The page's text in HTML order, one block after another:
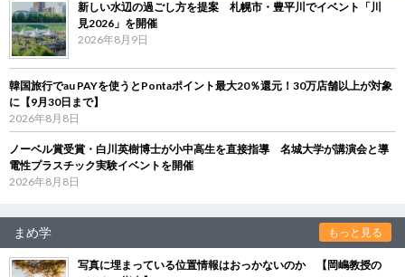
新しい水辺の過ごし方を提案 札幌市・豊平川でイベント「川
見2026」を開催
2026年8月9日
韓国旅行でau PAYを使うとPontaポイント最大20％還元！30万店舗以上が対象
に【9月30日まで】
2026年8月8日
ノーベル賞受賞・白川英樹博士が小中高生を直接指導 名城大学が講演会と導
電性プラスチック実験イベントを開催
2026年8月8日
まめ学 もっと見る
写真に埋まっている位置情報はおっかないのか 【岡嶋教授の